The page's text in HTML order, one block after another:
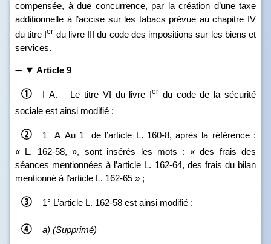
compensée, à due concurrence, par la création d’une taxe
additionnelle à l’accise sur les tabacs prévue au chapitre IV
du titre Ier du livre III du code des impositions sur les biens et
services.
Article 9
I A. – Le titre VI du livre Ier du code de la sécurité
sociale est ainsi modifié :
1° A Au 1° de l’article L. 160‑8, après la référence :
« L. 162‑58, », sont insérés les mots : « des frais des
séances mentionnées à l’article L. 162‑64, des frais du bilan
mentionné à l’article L. 162‑65 » ;
1° L’article L. 162‑58 est ainsi modifié :
a) (Supprimé)